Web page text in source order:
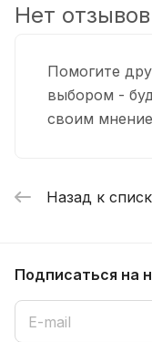
Помогите
выбором -
своим
Нет отзывов
Назад к
Подписаться на